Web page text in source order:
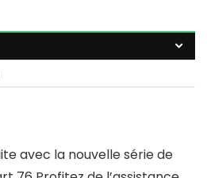
avec la nouvelle série de